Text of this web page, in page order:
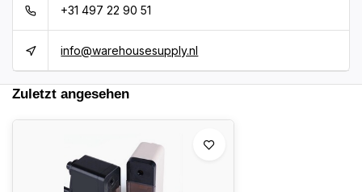
+31 497 22 90 51
info@warehousesupply.nl
Zuletzt angesehen